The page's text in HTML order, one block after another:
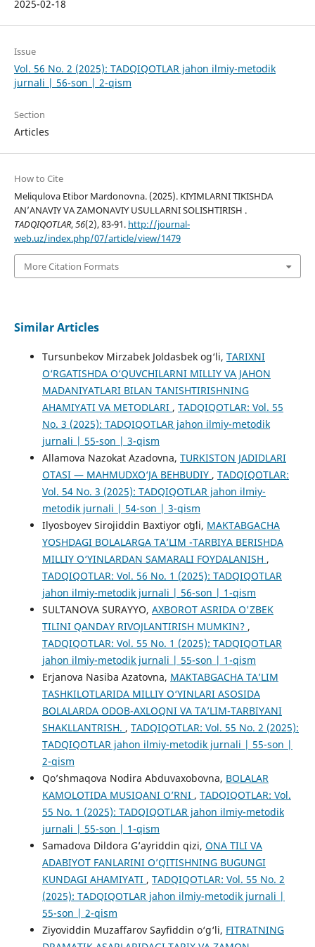
2025-02-18
Issue
Vol. 56 No. 2 (2025): TADQIQOTLAR jahon ilmiy-metodik
jurnali | 56-son | 2-qism
Section
Articles
How to Cite
Meliqulova Etibor Mardonovna. (2025). KIYIMLARNI TIKISHDA
AN’ANAVIY VA ZAMONAVIY USULLARNI SOLISHTIRISH .
TADQIQOTLAR,56(2), 83-91. http://journal-
web.uz/index.php/07/article/view/1479
More Citation Formats
Similar Articles
Tursunbekov Mirzabek Joldasbek og‘li, TARIXNI
O‘RGATISHDA O‘QUVCHILARNI MILLIY VA JAHON
MADANIYATLARI BILAN TANISHTIRISHNING
AHAMIYATI VA METODLARI , TADQIQOTLAR: Vol. 55
No. 3 (2025): TADQIQOTLAR jahon ilmiy-metodik
jurnali | 55-son | 3-qism
Allamova Nazokat Azadovna, TURKISTON JADIDLARI
OTASI — MAHMUDXO‘JA BEHBUDIY , TADQIQOTLAR:
Vol. 54 No. 3 (2025): TADQIQOTLAR jahon ilmiy-
metodik jurnali | 54-son | 3-qism
Ilyosboyev Sirojiddin Baxtiyor oʻgʻli, MAKTABGACHA
YOSHDAGI BOLALARGA TA’LIM -TARBIYA BERISHDA
MILLIY O‘YINLARDAN SAMARALI FOYDALANISH ,
TADQIQOTLAR: Vol. 56 No. 1 (2025): TADQIQOTLAR
jahon ilmiy-metodik jurnali | 56-son | 1-qism
SULTANOVA SURAYYO, AXBOROT ASRIDA O'ZBEK
TILINI QANDAY RIVOJLANTIRISH MUMKIN? ,
TADQIQOTLAR: Vol. 55 No. 1 (2025): TADQIQOTLAR
jahon ilmiy-metodik jurnali | 55-son | 1-qism
Erjanova Nasiba Azatovna, MAKTABGACHA TA’LIM
TASHKILOTLARIDA MILLIY O‘YINLARI ASOSIDA
BOLALARDA ODOB-AXLOQNI VA TA’LIM-TARBIYANI
SHAKLLANTRISH. , TADQIQOTLAR: Vol. 55 No. 2 (2025):
TADQIQOTLAR jahon ilmiy-metodik jurnali | 55-son |
2-qism
Qo’shmaqova Nodira Аbduvaxobovnа, BOLALAR
KAMOLOTIDA MUSIQANI O’RNI , TADQIQOTLAR: Vol.
55 No. 1 (2025): TADQIQOTLAR jahon ilmiy-metodik
jurnali | 55-son | 1-qism
Samadova Dildora G’ayriddin qizi, ONA TILI VA
ADABIYOT FANLARINI O’QITISHNING BUGUNGI
KUNDAGI AHAMIYATI , TADQIQOTLAR: Vol. 55 No. 2
(2025): TADQIQOTLAR jahon ilmiy-metodik jurnali |
55-son | 2-qism
Ziyoviddin Muzaffarov Sayfiddin o‘g‘li, FITRATNING